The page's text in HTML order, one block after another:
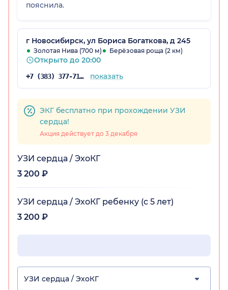
пояснила.
г Новосибирск, ул Бориса Богаткова, д 245
Золотая Нива (700 м) Берёзовая роща (2 км)
Открыто до 20:00
+7 (383) 377-71-46 показать
ЭКГ бесплатно при прохождении УЗИ
сердца!
Акция действует до 3 декабря
УЗИ сердца / ЭхоКГ
3 200 ₽
УЗИ сердца / ЭхоКГ ребенку (с 5 лет)
3 200 ₽
УЗИ сердца / ЭхоКГ